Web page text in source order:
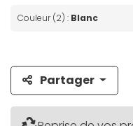
Couleur (2) : Blanc
Partager